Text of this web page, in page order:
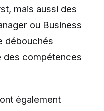
mais aussi des
ou Business
débouchés
des compétences
également